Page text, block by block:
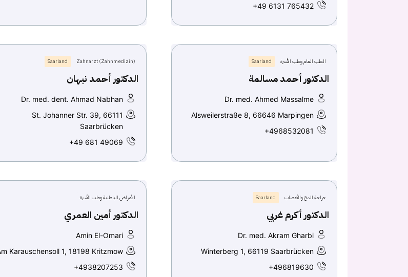
+49 6131 765432
الطب العام وطب الأسرة Saarland
الدكتور أحمد مسالمة
Dr. med. Ahmed Massalme
Alsweilerstraße 8, 66646 Marpingen
+4968532081
Zahnarzt (Zahnmedizin)
Saarland
الدكتور أحمد نبهان
Dr. med. dent. Ahmad Nabhan
St. Johanner Str. 39, 66111
Saarbrücken
+49 681 49069
جراحة المخ والأعصاب Saarland
الدكتور أكرم غربي
Dr. med. Akram Gharbi
Winterberg 1, 66119 Saarbrücken
+496819630
الأمراض الباطنية وطب الأسرة
الدكتور أمين العمري
Amin El-Omari
Karauschensoll 1, 18198 Kritzmow
+4938207253